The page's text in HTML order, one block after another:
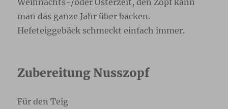
man das ganze Jahr über backen.
Hefeteiggebäck schmeckt einfach immer.
Zubereitung Nusszopf
Für den Teig